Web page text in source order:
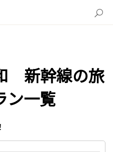
新幹線の旅
ン一覧